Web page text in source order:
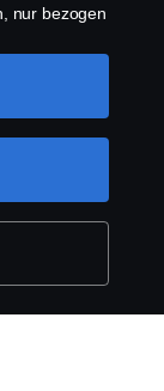
nur bezogen
mit
Anbieter
GVO, worin
uns